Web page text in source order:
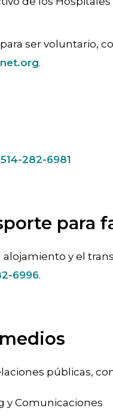
ser voluntario,
.
514-282-6981
para
y el
6996.
públicas,
y Comunicaciones